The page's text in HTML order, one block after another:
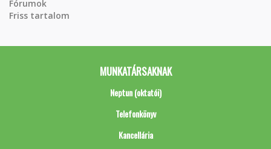
Fórumok
Friss tartalom
MUNKATÁRSAKNAK
Neptun (oktatói)
Telefonkönyv
Kancellária